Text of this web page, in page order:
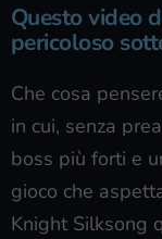
Questo video
pericoloso
Che cosa
in cui, senza
boss più forti e
gioco che
Knight Silksong